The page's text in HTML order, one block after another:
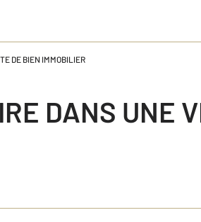
DE BIEN IMMOBILIER
DANS UNE